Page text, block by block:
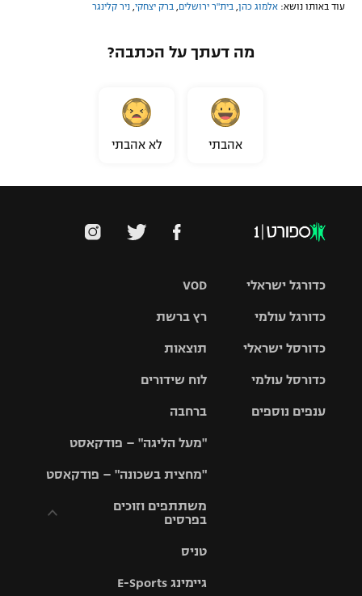
עוד באותו נושא: אלמוג כהן בית"ר ירושלים ברק יצחקי ניר קלינגר
מה דעתך על הכתבה?
אהבתי לא אהבתי
VOD
רץ ברשת
תוצאות
לוח שידורים
ברחבה
"מעל הליגה" – פודקאסט
"מחצית בשכונה" – פודקאסט
משתתפים וזוכים
בפרסים
וזוכים בפרסים
טניס
גיימינג E-Sports
כדורגל ישראלי
גביע הטוטו
כדורגל עולמי
האלופות
ליגה
כדורסל ישראלי
סל
כדורסל עולמי
ענפים נוספים